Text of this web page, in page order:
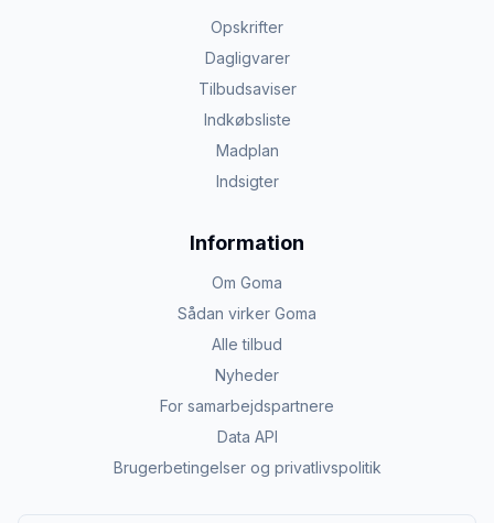
Opskrifter
Dagligvarer
Tilbudsaviser
Indkøbsliste
Madplan
Indsigter
Information
Om Goma
Sådan virker Goma
Alle tilbud
Nyheder
For samarbejdspartnere
Data API
Brugerbetingelser og privatlivspolitik